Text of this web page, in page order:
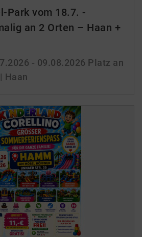
Park vom 18.7. -
an 2 Orten – Haan +
- 09.08.2026 Platz an
Haan